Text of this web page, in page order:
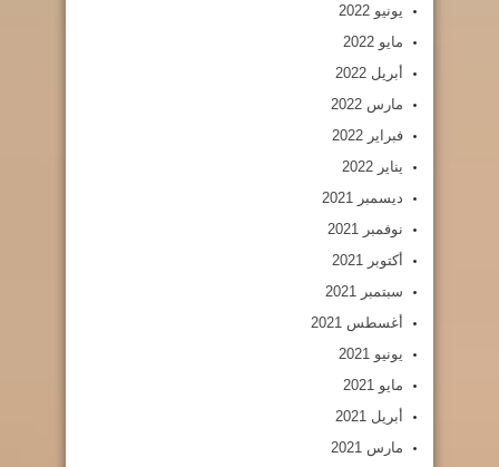
يونيو 2022
مايو 2022
أبريل 2022
مارس 2022
فبراير 2022
يناير 2022
ديسمبر 2021
نوفمبر 2021
أكتوبر 2021
سبتمبر 2021
أغسطس 2021
يونيو 2021
مايو 2021
أبريل 2021
مارس 2021